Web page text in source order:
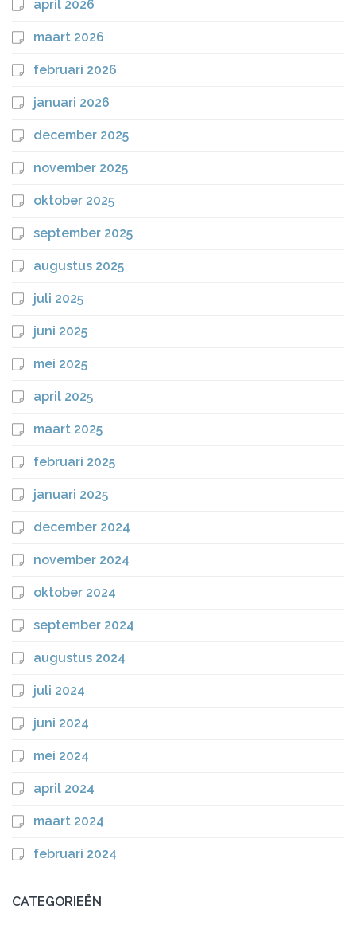
april 2026
maart 2026
februari 2026
januari 2026
december 2025
november 2025
oktober 2025
september 2025
augustus 2025
juli 2025
juni 2025
mei 2025
april 2025
maart 2025
februari 2025
januari 2025
december 2024
november 2024
oktober 2024
september 2024
augustus 2024
juli 2024
juni 2024
mei 2024
april 2024
maart 2024
februari 2024
CATEGORIEËN